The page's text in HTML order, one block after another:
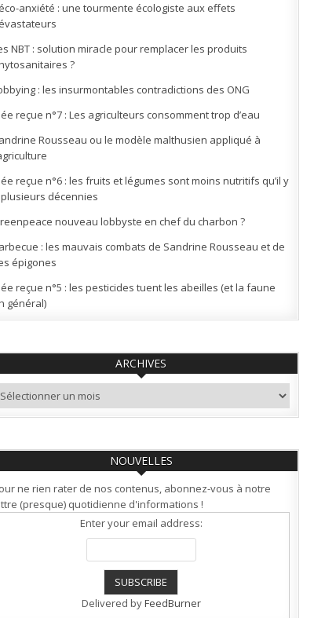
anxiété : une tourmente écologiste aux effets
NBT : solution miracle pour remplacer les produits
?
: les insurmontables contradictions des ONG
reçue n°7 : Les agriculteurs consomment trop d’eau
Rousseau ou le modèle malthusien appliqué à
reçue n°6 : les fruits et légumes sont moins nutritifs qu’il y
décennies
nouveau lobbyste en chef du charbon ?
: les mauvais combats de Sandrine Rousseau et de
épigones
reçue n°5 : les pesticides tuent les abeilles (et la faune
général)
ARCHIVES
NOUVELLES
ne rien rater de nos contenus, abonnez-vous à notre
(presque) quotidienne d'informations !
Enter your email address:
Delivered byFeedBurner